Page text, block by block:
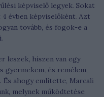
képviselő legyek. Sokat
évben képviselőként. Azt
tovább, és fogok-e a
leszek, hiszen van egy
gyermekem, és remélem,
És ahogy említette, Marcali
melynek működtetése